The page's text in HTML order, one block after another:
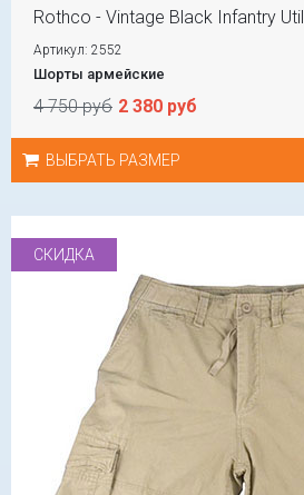
Rothco - Vintage Black Infantry
Артикул: 2552
Шорты армейские
4 750 руб 2 380 руб
ВЫБРАТЬ РАЗМЕР
СКИДКА